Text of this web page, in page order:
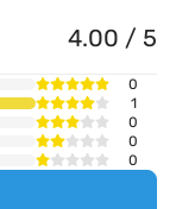
4.00 / 5
0
1
0
0
0